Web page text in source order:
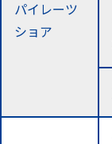
パイレーツ
ショア